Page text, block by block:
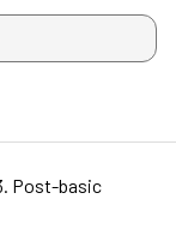
kommer att visas
Post-basic